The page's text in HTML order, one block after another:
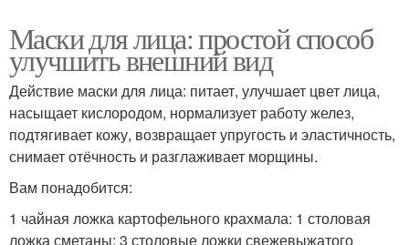
Маски для лица: простой способ
улучшить внешний вид
Действие маски для лица: питает, улучшает цвет лица,
насыщает кислородом, нормализует работу желез,
подтягивает кожу, возвращает упругость и эластичность,
снимает отёчность и разглаживает морщины.
Вам понадобится:
1 чайная ложка картофельного крахмала: 1 столовая
ложка сметаны; 3 столовые ложки свежевыжатого